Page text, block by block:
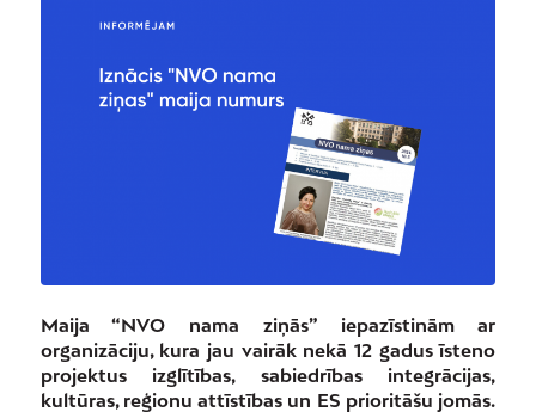
Maija “NVO nama ziņās” iepazīstinām ar
organizāciju, kura jau vairāk nekā 12 gadus īsteno
projektus izglītības, sabiedrības integrācijas,
kultūras, reģionu attīstības un ES prioritāšu jomās.